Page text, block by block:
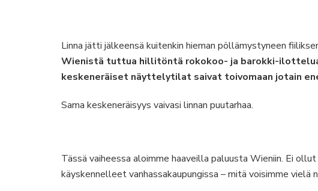
Linna jätti jälkeensä kuitenkin hieman pöllämystyneen
Wienistä tuttua hillitöntä rokokoo- ja barokki-
keskeneräiset näyttelytilat saivat toivomaan jotain
Sama keskeneräisyys vaivasi linnan puutarhaa.
Tässä vaiheessa aloimme haaveilla paluusta Wieniin. Ei
käyskennelleet vanhassakaupungissa – mitä voisimme vielä